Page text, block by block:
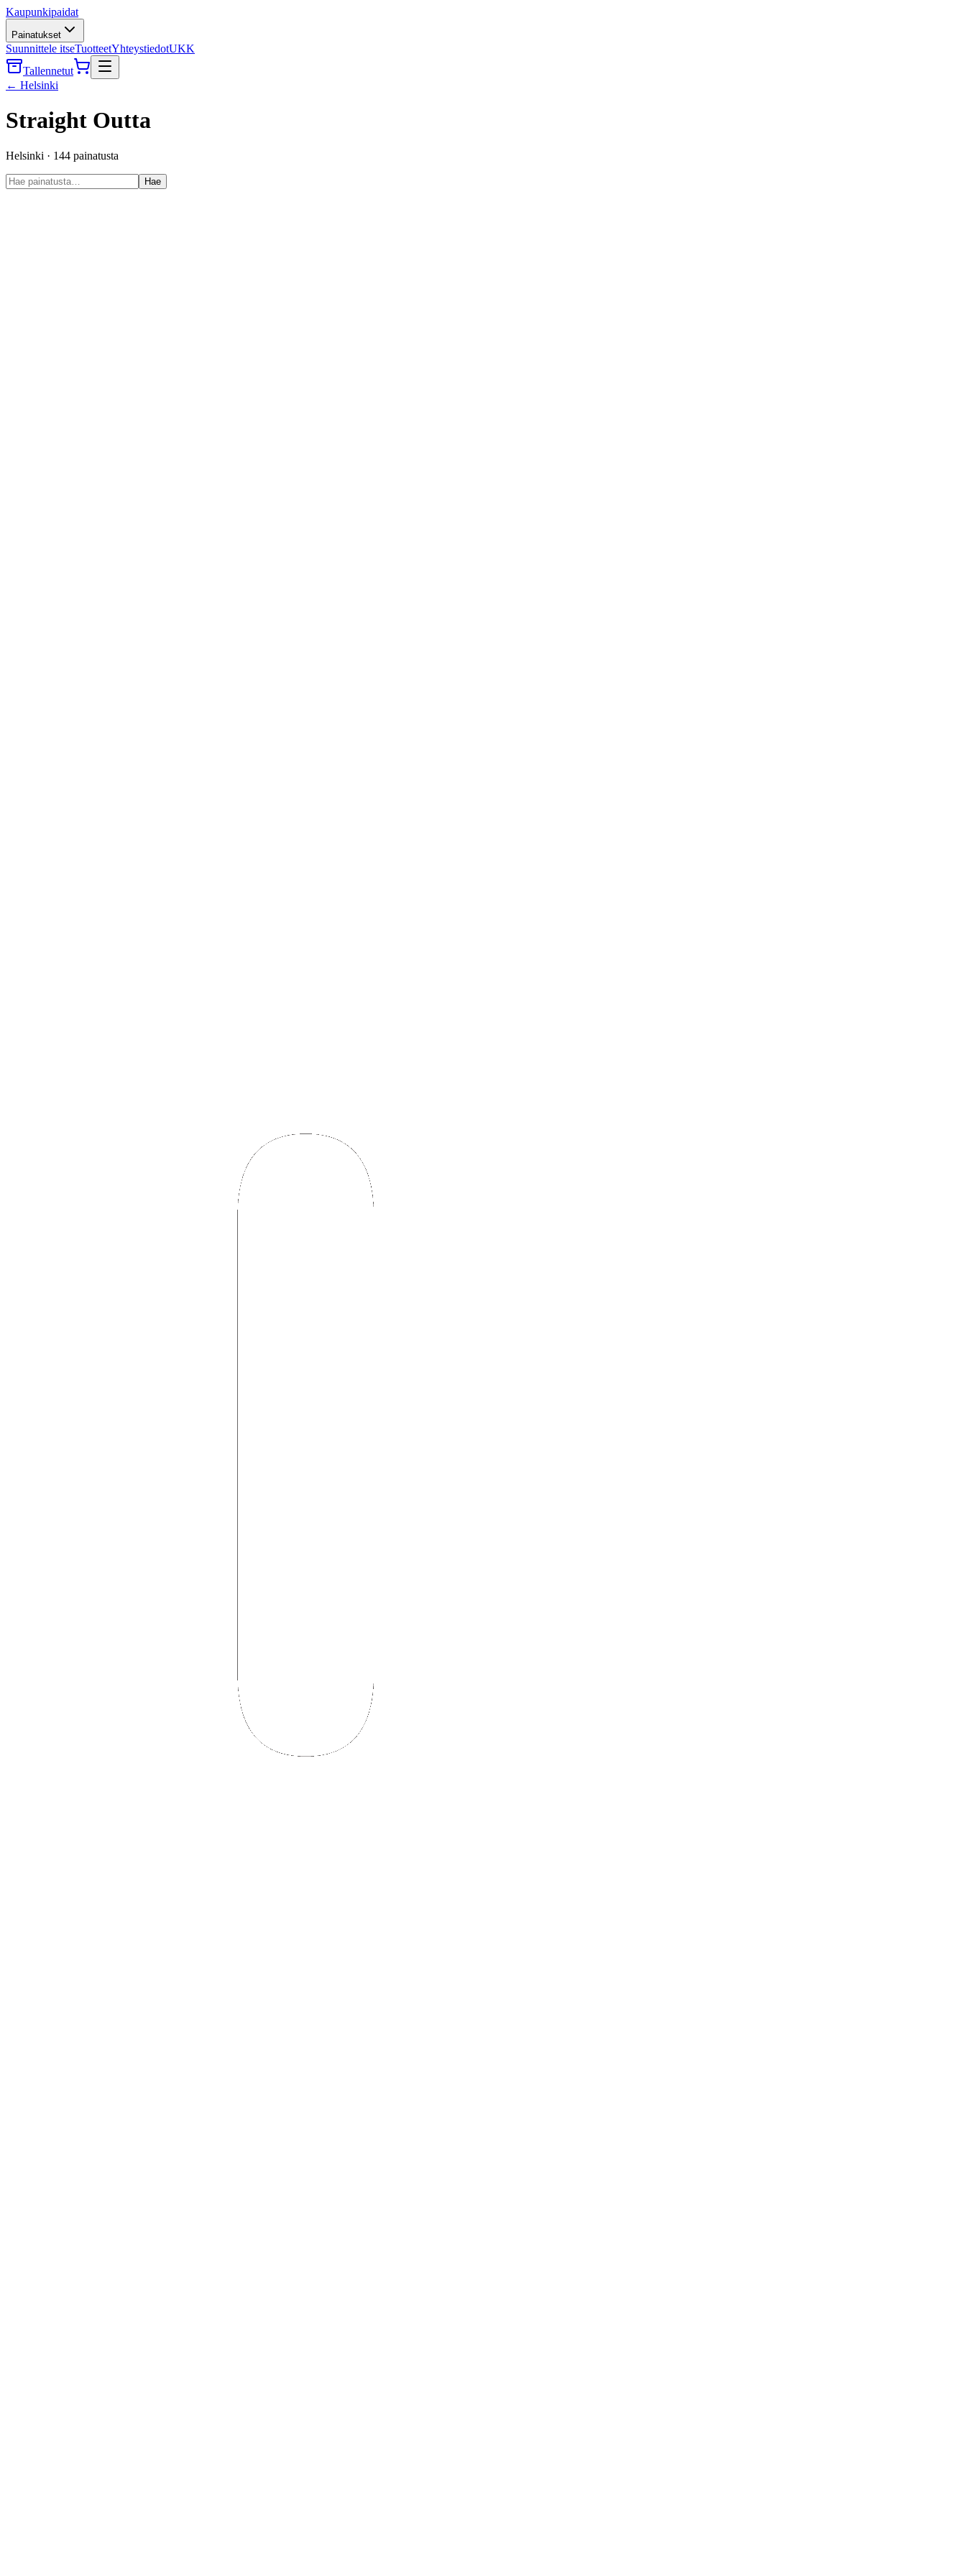
Kaupunkipaidat
Painatukset
Suunnittele itseTuotteetYhteystiedotUKK
Tallennetut
← Helsinki
Straight Outta
Helsinki · 144 painatusta
Hae